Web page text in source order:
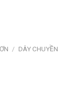
/ DÂY CHUYỀN